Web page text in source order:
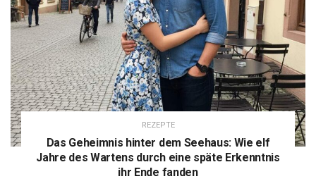
REZEPTE
Das Geheimnis hinter dem Seehaus: Wie elf
Jahre des Wartens durch eine späte Erkenntnis
ihr Ende fanden